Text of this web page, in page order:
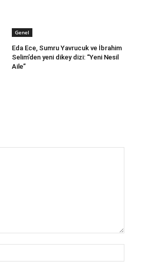
Genel
Eda Ece, Sumru Yavrucuk ve İbrahim
Selim’den yeni dikey dizi: “Yeni Nesil
Aile”